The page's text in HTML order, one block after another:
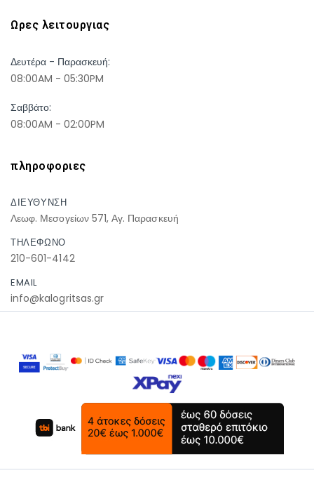
Ωρες λειτουργιας
Δευτέρα - Παρασκευή:
08:00AM - 05:30PM
Σαββάτο:
08:00AM - 02:00PM
πληροφοριες
ΔΙΕΥΘΥΝΣΗ
Λεωφ. Μεσογείων 571, Αγ. Παρασκευή
ΤΗΛΕΦΩΝΟ
210-601-4142
EMAIL
info@kalogritsas.gr